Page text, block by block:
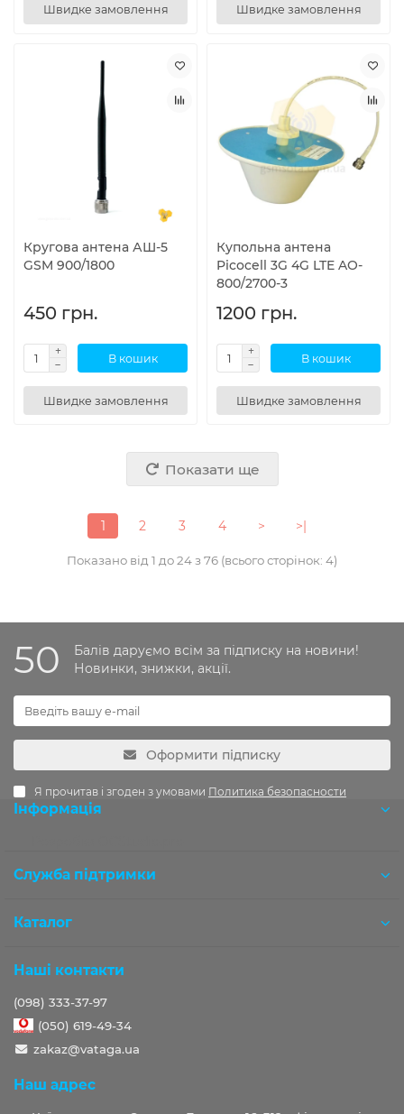
Швидке замовлення Швидке замовлення
Кругова антена АШ-5
GSM 900/1800
450 грн.
В кошик
Швидке замовлення
Купольна антена
Picocell 3G 4G LTE AO-
800/2700-3
1200 грн.
В кошик
Швидке замовлення
Показати ще
1 2 3 4 > >|
Показано від 1 до 24 з 76 (всього сторінок: 4)
50
Балів даруємо всім за підписку на новини!
Новинки, знижки, акції.
Оформити підписку
Я прочитав і згоден з умовами Политика безопасности
Інформація
Служба підтримки
Каталог
Наші контакти
(098) 333-37-97
(050) 619-49-34
zakaz@vataga.ua
Наш адрес